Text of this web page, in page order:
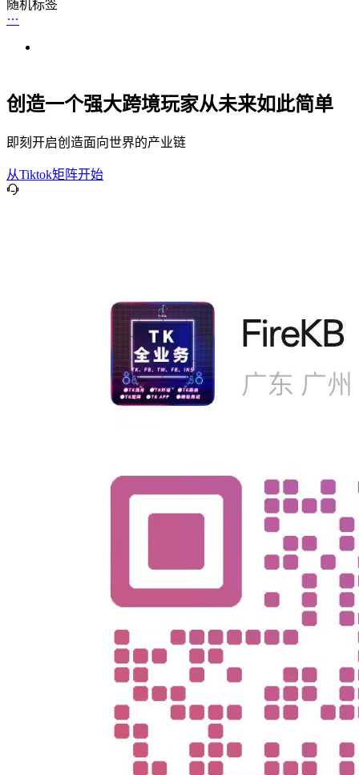
随机标签
创造一个强大跨境玩家从未来如此简单
即刻开启创造面向世界的产业链
从Tiktok矩阵开始